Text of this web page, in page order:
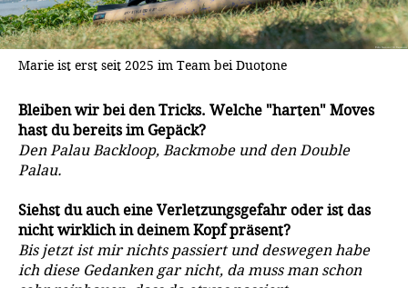
Marie ist erst seit 2025 im Team bei Duotone
Bleiben wir bei den Tricks. Welche "harten" Moves
hast du bereits im Gepäck?
Den Palau Backloop, Backmobe und den Double
Palau.
Siehst du auch eine Verletzungsgefahr oder ist das
nicht wirklich in deinem Kopf präsent?
Bis jetzt ist mir nichts passiert und deswegen habe
ich diese Gedanken gar nicht, da muss man schon